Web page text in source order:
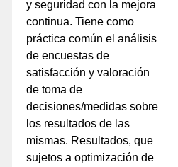
y seguridad con la mejora
continua. Tiene como
práctica común el análisis
de encuestas de
satisfacción y valoración
de toma de
decisiones/medidas sobre
los resultados de las
mismas. Resultados, que
sujetos a optimización de